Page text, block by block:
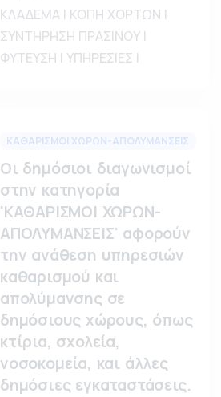
ΚΛΑΔΕΜΑ | ΚΟΠΗ ΧΟΡΤΩΝ |
ΣΥΝΤΗΡΗΣΗ ΠΡΑΣΙΝΟΥ |
ΦΥΤΕΥΣΗ | ΥΠΗΡΕΣΙΕΣ |
ΚΑΘΑΡΙΣΜΟΙ ΧΩΡΩΝ-ΑΠΟΛΥΜΑΝΣΕΙΣ
Οι δημόσιοι διαγωνισμοί
στην κατηγορία
'ΚΑΘΑΡΙΣΜΟΙ ΧΩΡΩΝ-
ΑΠΟΛΥΜΑΝΣΕΙΣ' αφορούν
την ανάθεση υπηρεσιών
καθαρισμού και
απολύμανσης σε
δημόσιους χώρους, όπως
κτίρια, σχολεία,
νοσοκομεία, και άλλες
δημόσιες εγκαταστάσεις.